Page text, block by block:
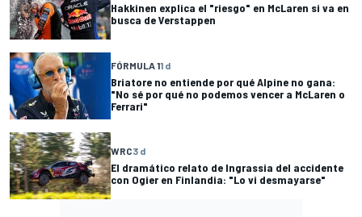
Hakkinen explica el "riesgo" en McLaren si va en
busca de Verstappen
FÓRMULA 11 d
Briatore no entiende por qué Alpine no gana:
"No sé por qué no podemos vencer a McLaren o
Ferrari"
WRC3 d
El dramático relato de Ingrassia del accidente
con Ogier en Finlandia: "Lo vi desmayarse"